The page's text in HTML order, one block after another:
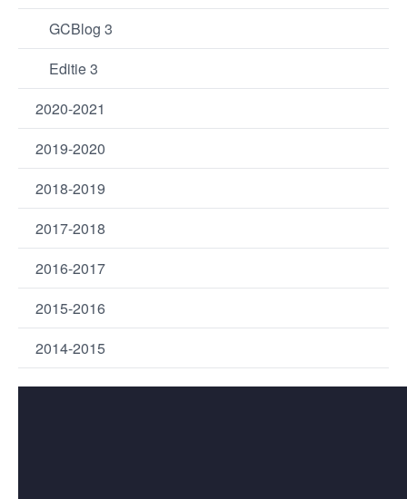
GCBlog 3
Editie 3
2020-2021
2019-2020
2018-2019
2017-2018
2016-2017
2015-2016
2014-2015